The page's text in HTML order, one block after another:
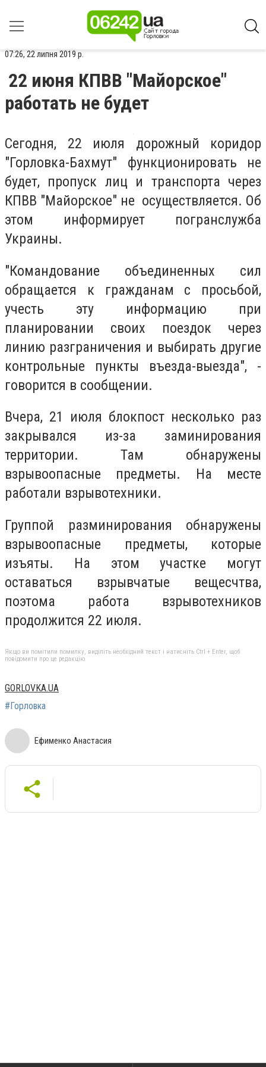
07:26, 22 липня 2019 р.
22 июня КПВВ "Майорское"
работать не будет
Сегодня, 22 июля дорожный коридор
"Горловка-Бахмут" функционировать не
будет, пропуск лиц и транспорта через
КПВВ "Майорское" не осуществляется. Об
этом информирует погранслужба
Украины.
"Командование объединенных сил
обращается к гражданам с просьбой,
учесть эту информацию при
планировании своих поездок через
линию разграничения и выбирать другие
контрольные пункты въезда-выезда", -
говорится в сообщении.
Вчера, 21 июля блокпост несколько раз
закрывался из-за заминирования
территории. Там обнаружены
взрывоопасные предметы. На месте
работали взрывотехники.
Группой разминирования обнаружены
взрывоопасные предметы, которые
изъяты. На этом участке могут
оставаться взрывчатые вещесчтва,
поэтома работа взрывотехников
продолжится 22 июля.
Якщо ви помітили помилку, виділіть необхідний текст і натисніть Ctrl + Enter, щоб
повідомити про це редакцію
GORLOVKA.UA
#Горловка
Ефименко Анастасия